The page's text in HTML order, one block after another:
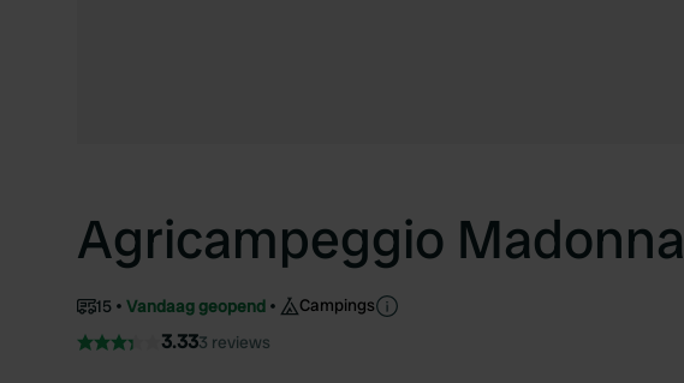
Agricampeggio
15 Vandaag geopend Campings
3.333 reviews